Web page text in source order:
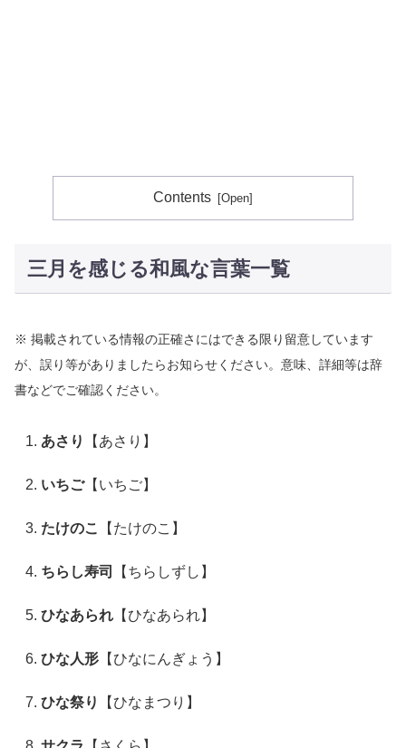
Contents
三月を感じる和風な言葉一覧
※ 掲載されている情報の正確さにはできる限り留意しています
が、誤り等がありましたらお知らせください。意味、詳細等は辞
書などでご確認ください。
あさり 【あさり】
いちご【いちご】
たけのこ 【たけのこ】
ちらし寿司 【ちらしずし】
ひなあられ 【ひなあられ】
ひな人形 【ひなにんぎょう】
ひな祭り 【ひなまつり】